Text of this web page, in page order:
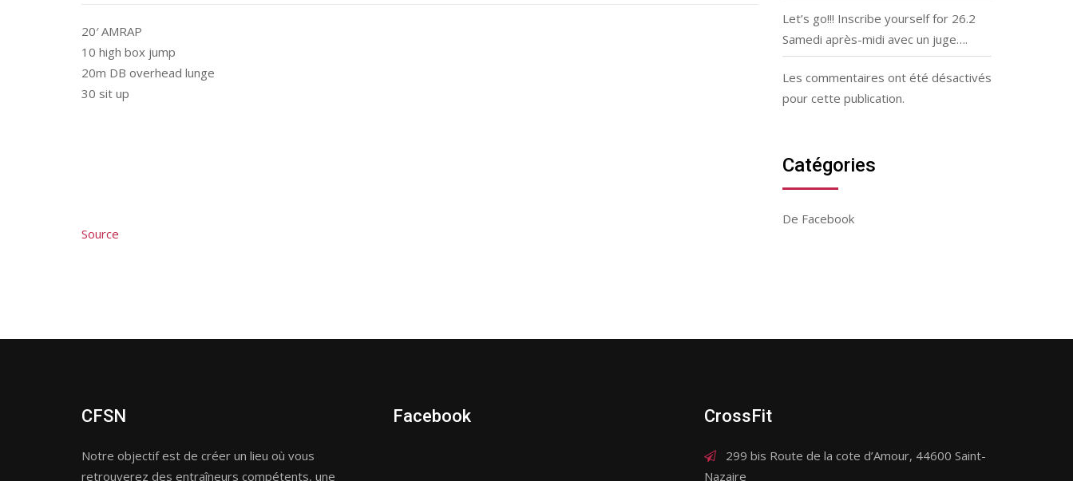
20′ AMRAP
10 high box jump
20m DB overhead lunge
30 sit up
Source
Let’s go!!! Inscribe yourself for 26.2
Samedi après-midi avec un juge….
Les commentaires ont été désactivés
pour cette publication.
Catégories
De Facebook
CFSN
Notre objectif est de créer un lieu où vous
retrouverez des entraîneurs compétents, une
Facebook CrossFit
299 bis Route de la cote d’Amour, 44600 Saint-
Nazaire